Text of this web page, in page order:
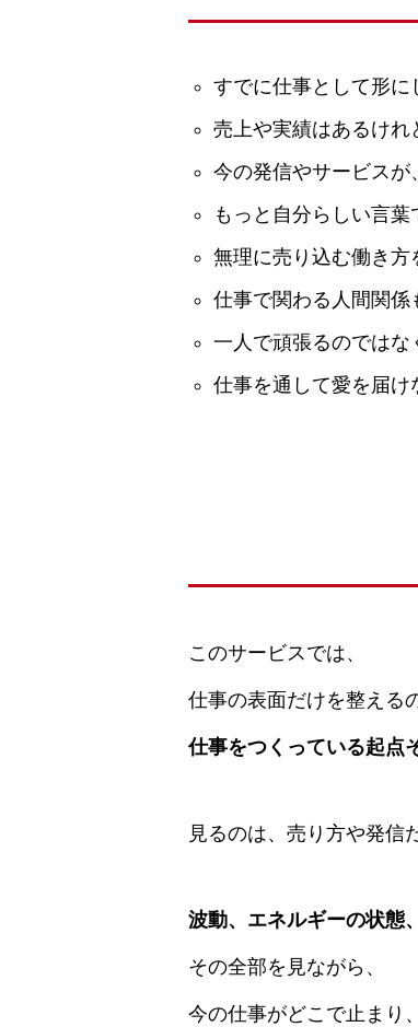
すでに仕事として形に
売上や実績はあるけれ
今の発信やサービス
もっと自分らしい言葉
無理に売り込む働き方
仕事で関わる人間関
一人で頑張るのでは
仕事を通して愛を届
このサービスでは、
仕事の表面だけを整える
仕事をつくっている起点
見るのは、売り方や発信
波動、エネルギーの状態
その全部を見ながら、
今の仕事がどこで止まり、